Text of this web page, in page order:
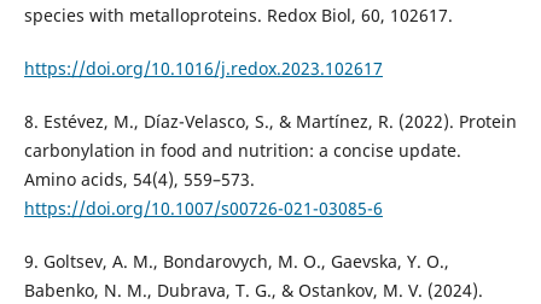
species with metalloproteins. Redox Biol, 60, 102617.
https://doi.org/10.1016/j.redox.2023.102617
8. Estévez, M., Díaz-Velasco, S., & Martínez, R. (2022). Protein
carbonylation in food and nutrition: a concise update.
Amino acids, 54(4), 559–573.
https://doi.org/10.1007/s00726-021-03085-6
9. Goltsev, A. M., Bondarovych, M. O., Gaevska, Y. O.,
Babenko, N. M., Dubrava, T. G., & Ostankov, M. V. (2024).